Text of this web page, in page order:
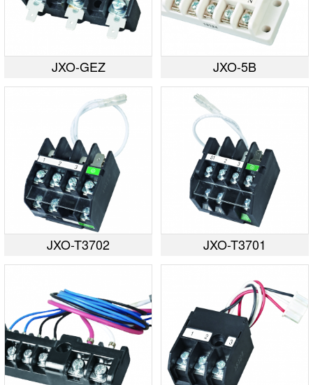
JXO-GEZ JXO-5B
JXO-T3702 JXO-T3701